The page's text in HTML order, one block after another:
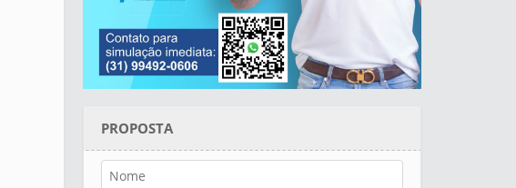
PROPOSTA